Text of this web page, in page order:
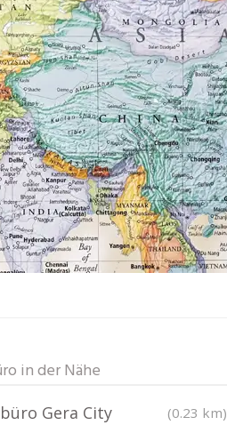
in der Nähe
Gera City (0.23 km)